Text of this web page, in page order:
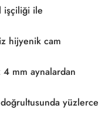
işçiliği ile
hijyenik cam
mm aynalardan
yüzlerce